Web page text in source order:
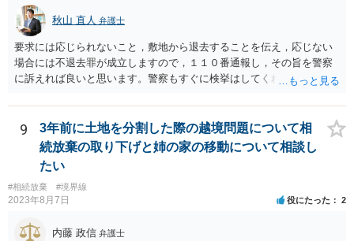
ちに建築確認自体が取り消されるわけではございませんが、虚偽の申
請を行ったことについて申請者の責任を追及する余地はあろうかと存
じます。 お話をお聞きする限り、相手方のやり口は非常に強引かつ高
圧的で、相談者様が恐怖を感じるのは無理もないことかと思います。
相手方の態度を見ていると、無理矢理塀を破壊して建築工事を強行す
るおそれすらあるように思われますので、相手方に、塀の取り壊しに
付けるとともに、行政にも相談するのがよろしいかと存じます。 ま
た、相談者様が弁護士に依頼することで、相手方との交渉は全て弁護
士に任せることができ、相手方と話さなければならないという精神的
なご負担をなくすこともできます。 相手方に恐怖を感じ、ご自身で話
し合いを行うことができそうにないようでしたら、一度弁護士に依頼
れば幸いです。
秋山 直人 弁護士
要求には応じられないこと，敷地から退去することを伝え，応じない
場合には不退去罪が成立しますので，１１０番通報し，その旨を警察
に訴えれば良いと思います。警察もすぐに検挙はしてくれませんが，
います。 弁護士には，不当要求の拒絶ということで依頼すれば良いと
思います。不当要求には「落としどころ」は存在しません。明確に要
求を拒絶し，不満なら裁判所で解決するように伝えるべきです（不当
要求してくる相手は，実際に裁判所に訴えることは少ないですが）
9
3年前に土地を分割した際の越境問題について相
続放棄の取り下げと姉の家の移動について相談し
たい
#相続放棄 #境界線
2023年8月7日 役にたった 2
内藤 政信 弁護士